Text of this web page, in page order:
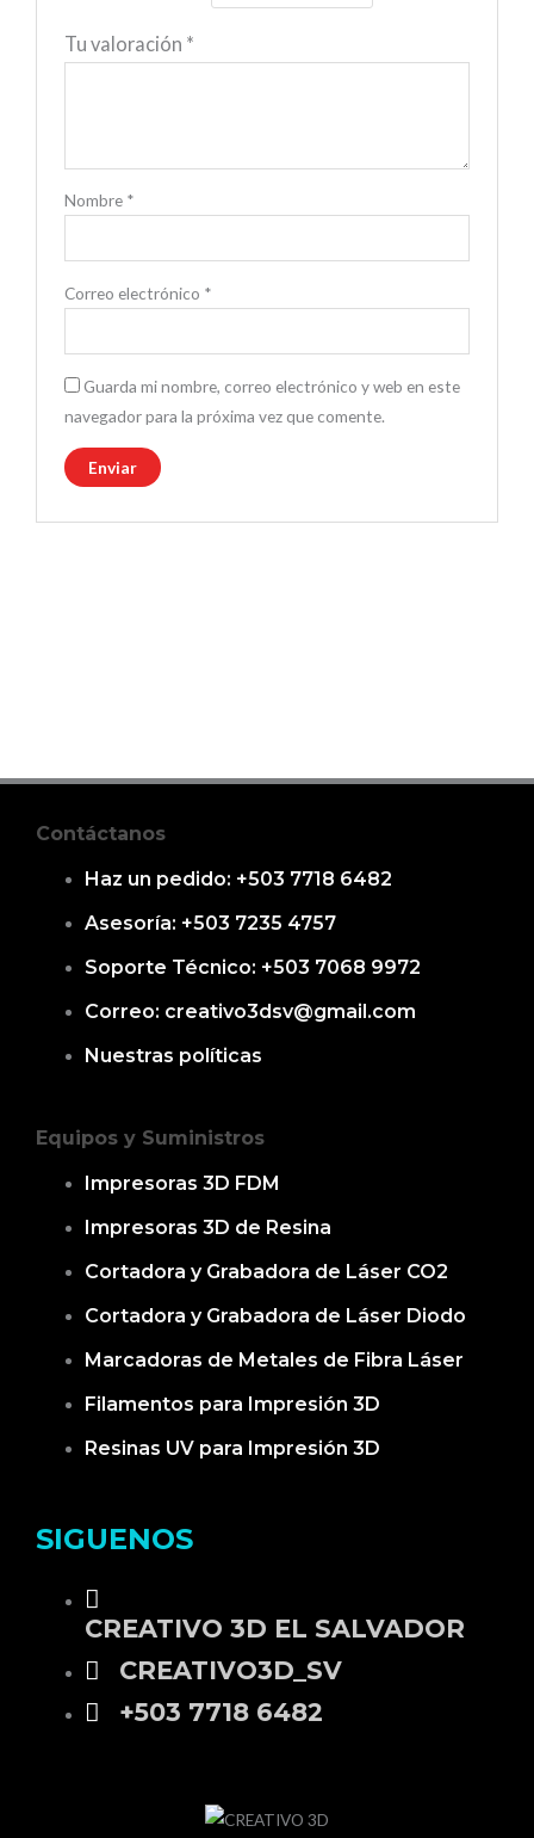
Tu valoración *
Nombre *
Correo electrónico *
Guarda mi nombre, correo electrónico y web en este
navegador para la próxima vez que comente.
Contáctanos
Haz un pedido: +503 7718 6482
Asesoría: +503 7235 4757
Soporte Técnico: +503 7068 9972
Correo: creativo3dsv@gmail.com
Nuestras políticas
Equipos y Suministros
Impresoras 3D FDM
Impresoras 3D de Resina
Cortadora y Grabadora de Láser CO2
Cortadora y Grabadora de Láser Diodo
Marcadoras de Metales de Fibra Láser
Filamentos para Impresión 3D
Resinas UV para Impresión 3D
SIGUENOS
CREATIVO 3D EL SALVADOR
CREATIVO3D_SV
+503 7718 6482